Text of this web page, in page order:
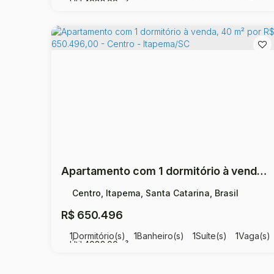
Útil: 4082 .00 m²
Apartamento com 1 dormitório à venda, 40 m² por R$ 650.496,00 - Centro - Itapema/SC
R$ 650.496
Centro, Itapema, Santa Catarina, Brasil
1Dormitório(s) 1Banheiro(s) 1Suíte(s) 1Vaga(s)
Útil: 4082 .00 m²